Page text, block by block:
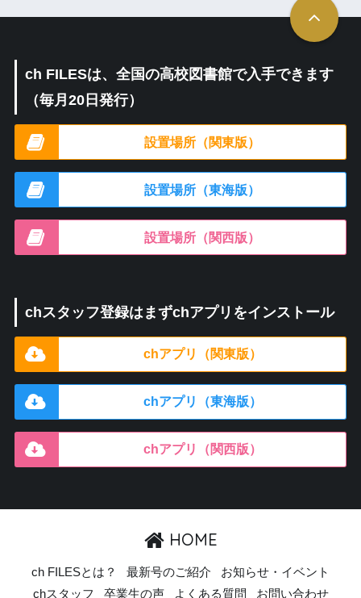
ch FILESは、全国の高校図書館で入手できます
（毎月20日発行）
設置場所（関東版）
設置場所（東海版）
設置場所（関西版）
chスタッフ登録はまずchアプリをインストール
chアプリ（関東版）
chアプリ（東海版）
chアプリ（関西版）
HOME
ch FILESとは？ 最新号のご紹介
お知らせ・イベント
chスタッフ
卒業生の声 よくある質問 お問い合わせ